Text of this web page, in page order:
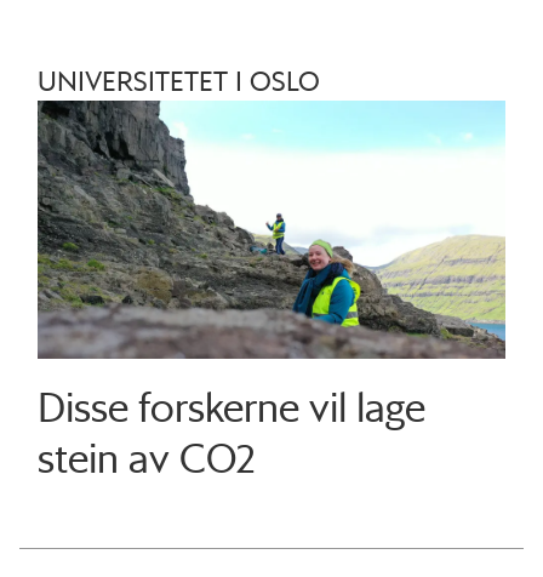
UNIVERSITETET I OSLO
Disse forskerne vil lage
stein av CO2